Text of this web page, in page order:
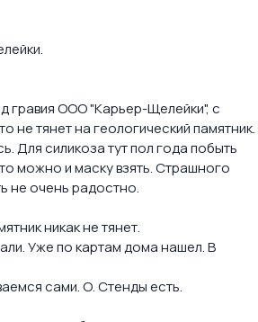
гравия ООО "Карьер-Щелейки", с
тянет на геологический памятник.
Для силикоза тут пол года побыть
можно и маску взять. Страшного
не очень радостно.
никак не тянет.
Уже по картам дома нашел. В
сами. О. Стенды есть.